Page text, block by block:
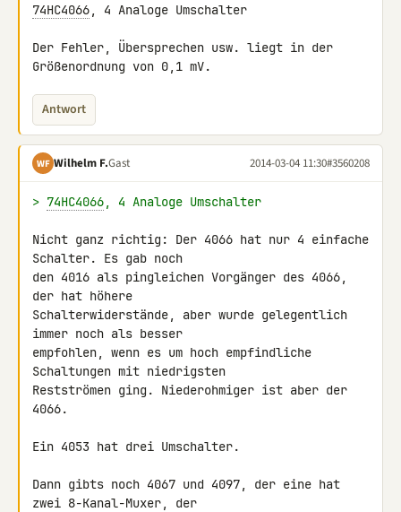
74HC4066, 4 Analoge Umschalter
Der Fehler, Übersprechen usw. liegt in der
Größenordnung von 0,1 mV.
Antwort
WF Wilhelm F.Gast 2014-03-04 11:30#3560208
> 74HC4066, 4 Analoge Umschalter
Nicht ganz richtig: Der 4066 hat nur 4 einfache
Schalter. Es gab noch
den 4016 als pingleichen Vorgänger des 4066,
der hat höhere
Schalterwiderstände, aber wurde gelegentlich
immer noch als besser
empfohlen, wenn es um hoch empfindliche
Schaltungen mit niedrigsten
Restströmen ging. Niederohmiger ist aber der
4066.
Ein 4053 hat drei Umschalter.
Dann gibts noch 4067 und 4097, der eine hat
zwei 8-Kanal-Muxer, der